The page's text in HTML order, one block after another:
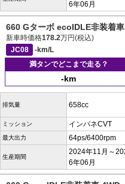
6年06月
660 Gターボ ecoIDLE非装着
新車時価格178.2万円(税込)
JC08
-km/L
満タンでどこまで走る？
-km
排気量 658cc
ミッション インパネCVT
最大出力 64ps/6400rpm
生産期間
2024年11月～
6年06月